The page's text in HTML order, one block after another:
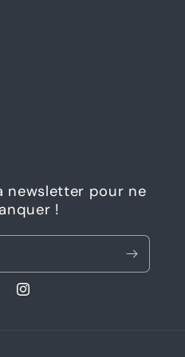
newsletter pour ne
!
Instagram